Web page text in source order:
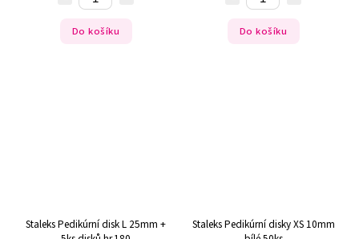
Do košíku Do košíku
Staleks Pedikúrní disk L 25mm +
Staleks Pedikúrní disky XS 10mm